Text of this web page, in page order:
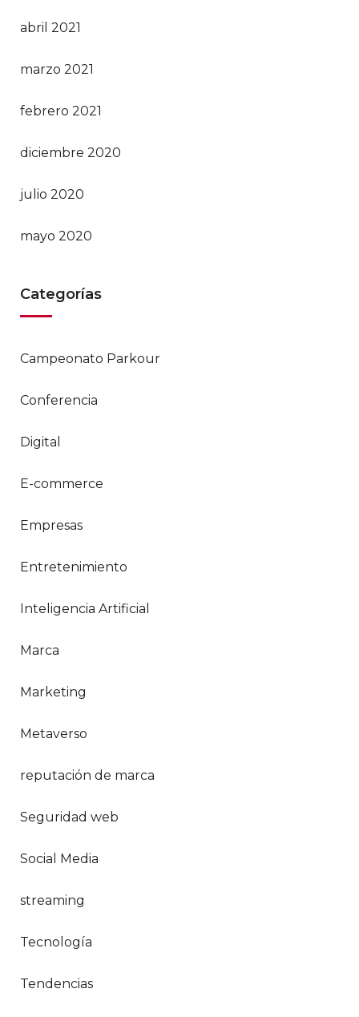
abril 2021
marzo 2021
febrero 2021
diciembre 2020
julio 2020
mayo 2020
Categorías
Campeonato Parkour
Conferencia
Digital
E-commerce
Empresas
Entretenimiento
Inteligencia Artificial
Marca
Marketing
Metaverso
reputación de marca
Seguridad web
Social Media
streaming
Tecnología
Tendencias